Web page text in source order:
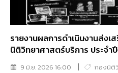
รายงานผลการดำเนินงานส่ง
นิติวิทยาศาสตร์บริการ ประจำ
9 มิ.ย. 2026 16:00 กองนิติ